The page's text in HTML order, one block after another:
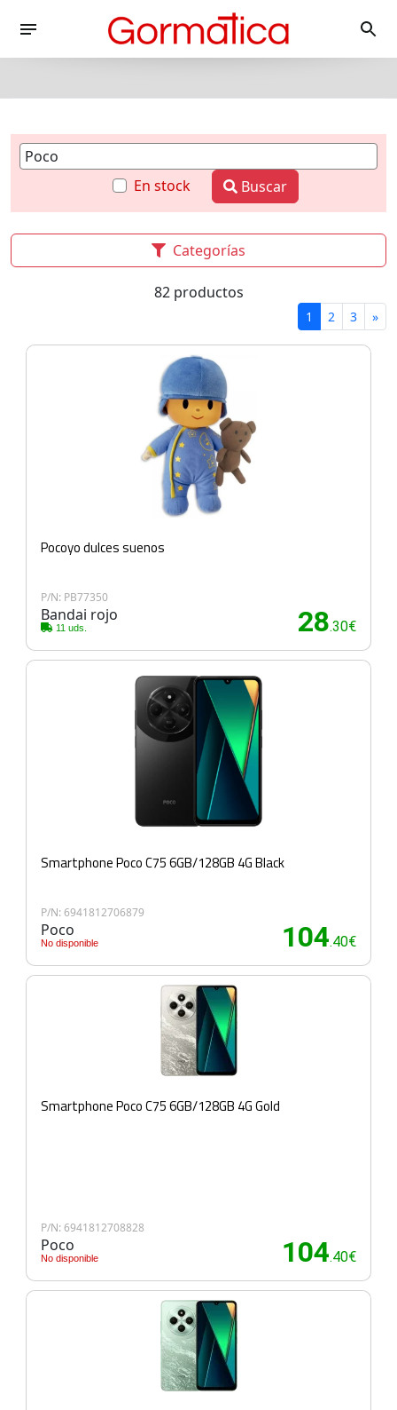
En stock Buscar
Categorías
82 productos
1 2 3 »
Pocoyo dulces suenos
P/N: PB77350
Bandai rojo
11 uds. 28.30€
Smartphone Poco C75 6GB/128GB 4G Black
P/N: 6941812706879
Poco
No disponible 104.40€
Smartphone Poco C75 6GB/128GB 4G Gold
P/N: 6941812708828
Poco
No disponible 104.40€